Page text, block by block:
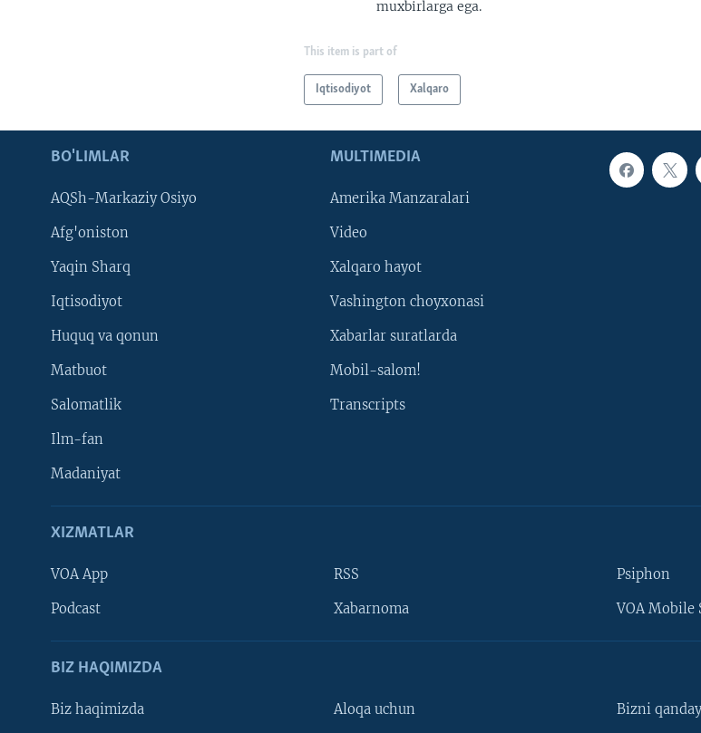
muxbirlarga ega.
This item is part of
Iqtisodiyot Xalqaro
BO'LIMLAR
AQSh-Markaziy Osiyo
Afg'oniston
Yaqin Sharq
Iqtisodiyot
Huquq va qonun
Matbuot
Salomatlik
Ilm-fan
Madaniyat
MULTIMEDIA
Amerika Manzaralari
Video
Xalqaro hayot
Vashington choyxonasi
Xabarlar suratlarda
Mobil-salom!
Transcripts
XIZMATLAR
VOA App
Podcast
RSS
Xabarnoma
Psiphon
VOA Mobile
BIZ HAQIMIZDA
Biz haqimizda Aloqa uchun Bizni